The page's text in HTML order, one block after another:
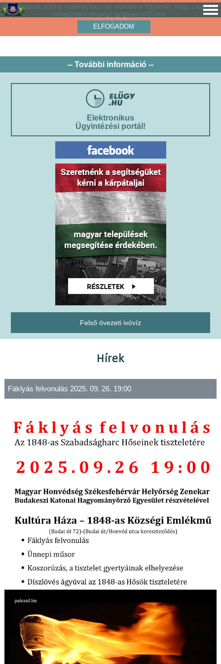
Weboldalunk sütiket (cookie) használ működése folyamán, hogy a legjobb
felhasználói élményt nyújthassa Önnek.
ELFOGADOM
-- További információ --
Elektronikus
Ügyintézési portál!
Felső övezeti ivóvíz
Hírek
Fáklyás felvonulás 2025. 09. 26. 19:00